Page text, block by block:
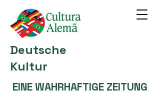
Deutsche
Kultur
EINE WAHRHAFTIGE ZEITUNG